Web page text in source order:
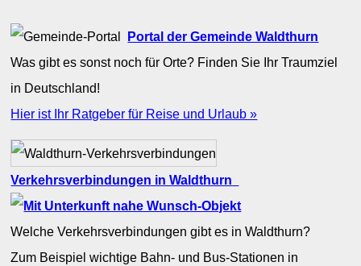
Portal der Gemeinde Waldthurn
Was gibt es sonst noch für Orte? Finden Sie Ihr Traumziel
in Deutschland!
Hier ist Ihr Ratgeber für Reise und Urlaub »
Verkehrsverbindungen in Waldthurn
Welche Verkehrsverbindungen gibt es in Waldthurn?
Zum Beispiel wichtige Bahn- und Bus-Stationen in